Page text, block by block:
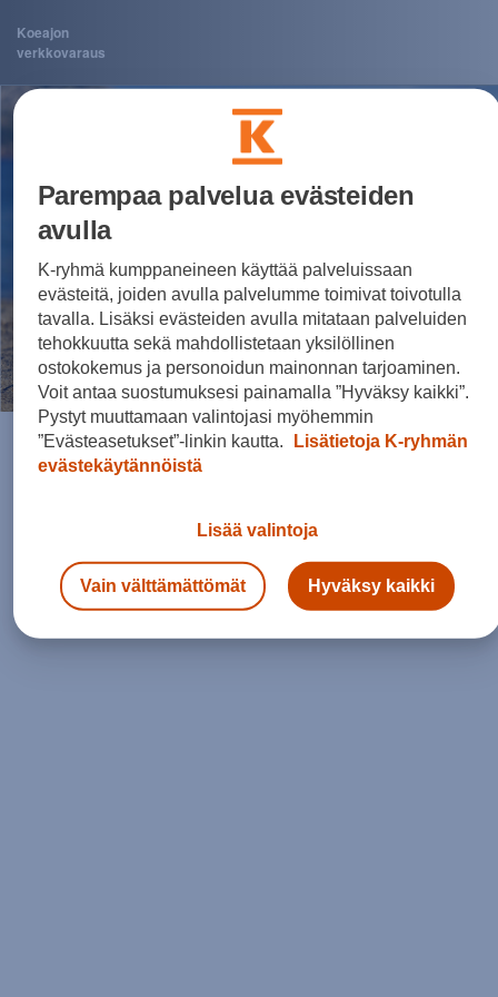
Koeajon
verkkovaraus
Valitettavasti nyt tapahtui
jotain odottamatonta!
Siirry etusivulle
Parempaa palvelua evästeiden
avulla
K-ryhmä kumppaneineen käyttää palveluissaan
evästeitä, joiden avulla palvelumme toimivat toivotulla
tavalla. Lisäksi evästeiden avulla mitataan palveluiden
tehokkuutta sekä mahdollistetaan yksilöllinen
ostokokemus ja personoidun mainonnan tarjoaminen.
Voit antaa suostumuksesi painamalla ”Hyväksy kaikki”.
Pystyt muuttamaan valintojasi myöhemmin
”Evästeasetukset”-linkin kautta.
Lisätietoja K-ryhmän
evästekäytännöistä
Lisää valintoja
Vain välttämättömät Hyväksy kaikki